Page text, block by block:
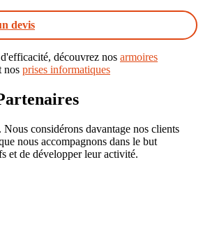
devis
découvrez nos armoires
nos prises informatiques
considérons davantage nos clients
nous accompagnons dans le but
et de développer leur activité.